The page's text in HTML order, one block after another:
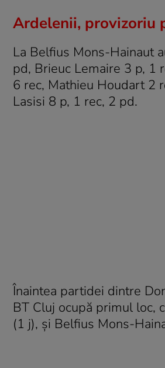
Ardelenii, provizoriu
La Belfius Mons-Hainaut
pd, Brieuc Lemaire 3 p, 1
6 rec, Mathieu Houdart 2
Lasisi 8 p, 1 rec, 2 pd.
Înaintea partidei dintre
BT Cluj ocupă primul loc,
(1 j), şi Belfius Mons-